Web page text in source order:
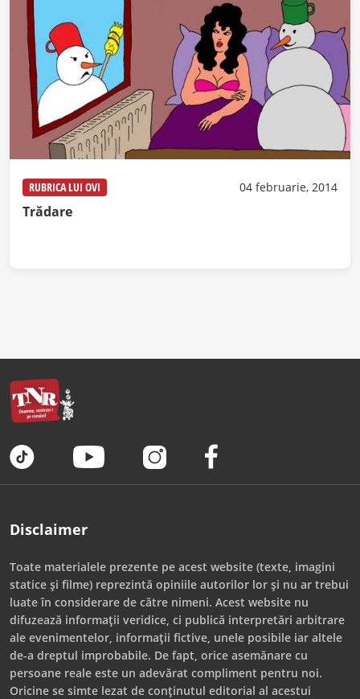
RUBRICA LUI OVI 04 februarie, 2014
Trădare
Disclaimer
Toate materialele prezente pe acest website (texte, imagini
statice și filme) reprezintă opiniile autorilor lor și nu ar trebui
luate în considerare de către nimeni. Acest website nu
difuzează informații veridice, ci publică interpretări arbitrare
ale evenimentelor, informații fictive, unele posibile iar altele
de-a dreptul improbabile. De fapt, orice asemănare cu
persoane reale este un adevărat compliment pentru noi.
Oricine se simte lezat de conținutul editorial al acestui